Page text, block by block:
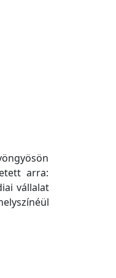
arra:
vállalat